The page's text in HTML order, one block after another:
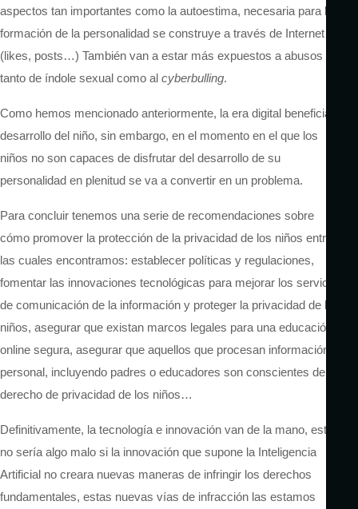
aspectos tan importantes como la autoestima, necesaria para la
formación de la personalidad se construye a través de Internet
(likes, posts…) También van a estar más expuestos a abusos
tanto de índole sexual como al cyberbulling.
Como hemos mencionado anteriormente, la era digital beneficia al
desarrollo del niño, sin embargo, en el momento en el que los
niños no son capaces de disfrutar del desarrollo de su
personalidad en plenitud se va a convertir en un problema.
Para concluir tenemos una serie de recomendaciones sobre
cómo promover la protección de la privacidad de los niños entre
las cuales encontramos: establecer políticas y regulaciones,
fomentar las innovaciones tecnológicas para mejorar los servicios
de comunicación de la información y proteger la privacidad de los
niños, asegurar que existan marcos legales para una educación
online segura, asegurar que aquellos que procesan información
personal, incluyendo padres o educadores son conscientes del
derecho de privacidad de los niños…
Definitivamente, la tecnología e innovación van de la mano, esto
no sería algo malo si la innovación que supone la Inteligencia
Artificial no creara nuevas maneras de infringir los derechos
fundamentales, estas nuevas vías de infracción las estamos